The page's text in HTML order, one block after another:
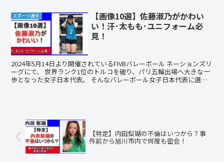
スポーツ選手
【画像10選】佐藤淑乃がかわい
い！汗･太もも･ユニフォーム必
見！
2024年5月14日より開催されているFIVBバレーボール ネーションズリ
ーグにて、 世界ランク1位のトルコを破り、パリ五輪出場へ大きな一
歩となった女子日本代表。 そんなバレーボール女子日本代表に選出
【特定】内田梨瑚の不倫はいつから？事
件前から旭川市内で何度も密会！